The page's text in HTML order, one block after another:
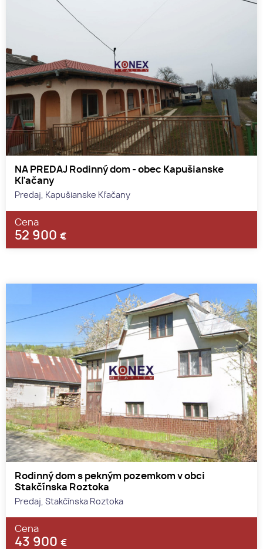
NA PREDAJ Rodinný dom - obec Kapušianske
Kľačany
Predaj, Kapušianske Kľačany
Cena
52 900 €
Rodinný dom s pekným pozemkom v obci
Stakčínska Roztoka
Predaj, Stakčínska Roztoka
Cena
43 900 €